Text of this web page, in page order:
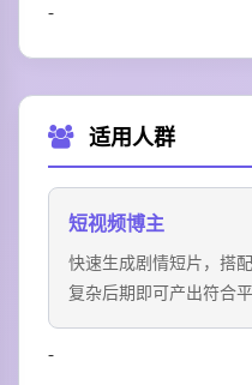
-
适用人群
短视频博主
快速生成剧情短片，搭
复杂后期即可产出符合
-